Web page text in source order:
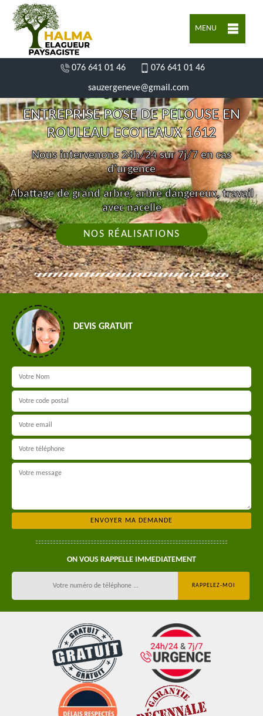
MENU
076 641 01 46 076 641 01 46
sauzergeneve@gmail.com
ENTREPRISE POSE DE PELOUSE EN
ROULEAU ECOTEAUX 1612
Nous intervenons 24h/24 sur 7j/7 en cas
d'urgence
Abattage de grand arbre, arbre dangereux, travail
avec nacelle
NOS RÉALISATIONS
DEVIS GRATUIT
ON VOUS RAPPELLE IMMEDIATEMENT